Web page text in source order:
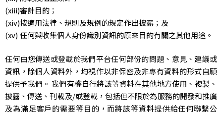
審計目的；
按適用法律、規則及規例的規定作出披露；及
任何與收集個人身份識別資訊的原來目的有關之其他用途。
任何由您傳送或登載於我們平台任何部份的問題、意見、建議或
資訊，除個人資料外，均視作以非保密及非專有資料的形式自願
提供予我們。 我們有權自行將該等資料在其他地方使用、複製、
披露、傳送、刊載及/或登載，包括但不限於為服務的開發和推廣
及為滿足客戶的需要等目的，而將該等資料提供給任何聯繫公